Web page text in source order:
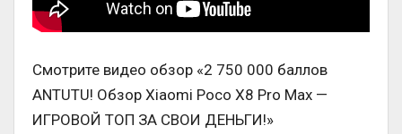
Смотрите видео обзор «2 750 000 баллов
ANTUTU! Обзор Xiaomi Poco X8 Pro Max —
ИГРОВОЙ ТОП ЗА СВОИ ДЕНЬГИ!»